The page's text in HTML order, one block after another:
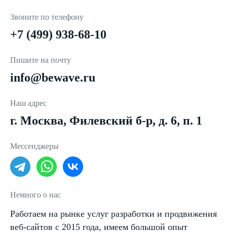
Звоните по телефону
+7 (499) 938-68-10
Пишите на почту
info@bewave.ru
Наш адрес
г. Москва, Филевский б-р, д. 6, п. 1
Мессенджеры
Немного о нас
Работаем на рынке услуг разработки и продвижения
веб-сайтов с 2015 года, имеем большой опыт